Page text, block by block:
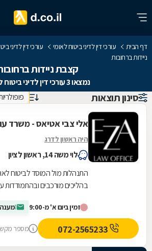
דף הבית עורכי דין לדיני ביטוח לאומי עורכי דין לדיני
ניידות ברחובות
קצבת ניידות
נמצאו 3 עורכי דין לדיני ביטוח לאומי
סינון תוצאות
אלי צבי אטיאס - משרד
היה ראשון לדרג
לוי משה 14, ראשון לציון
התנהלות מול המוסד לביטוח
בהליכים מורכבים ובהתמודדות
ליווי...זמין ביום א' מ-9:00
מספר